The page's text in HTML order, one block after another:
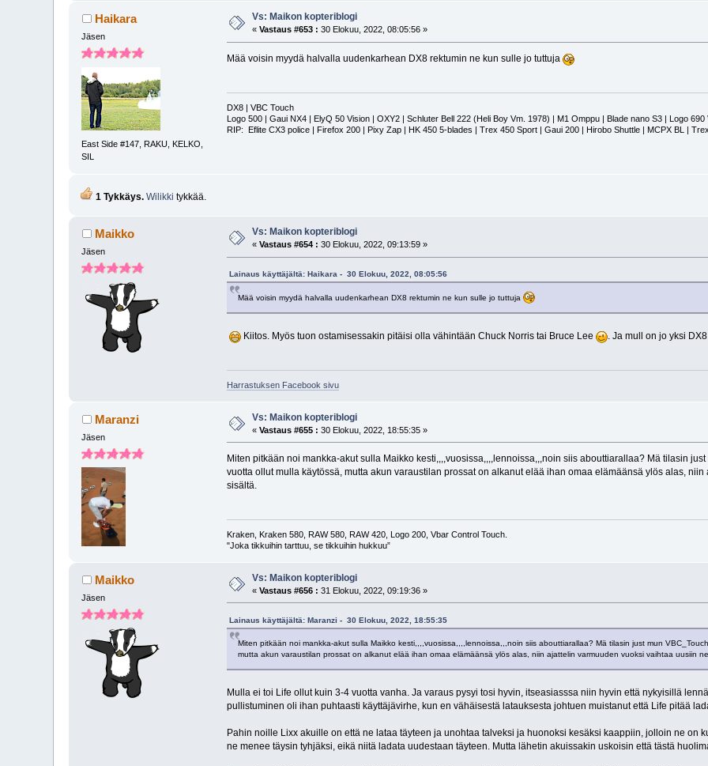
Haikara
Jäsen
East Side #147, RAKU, KELKO,
SIL
Vs: Maikon kopteriblogi
«Vastaus #653 : 30 Elokuu, 2022, 08:05:56 »
Mää voisin myydä halvalla uudenkarhean DX8 rektumin ne kun sulle jo tuttuja
DX8 | VBC Touch
Logo 500 | Gaui NX4 | ElyQ 50 Vision | OXY2 | Schluter Bell 222 (Heli Boy Vm. 1978) | M1 Omppu | Blade nano S3 | Logo 690
RIP: Eflite CX3 police | Firefox 200 | Pixy Zap | HK 450 5-blades | Trex 450 Sport | Gaui 200 | Hirobo Shuttle | MCPX BL |
1 Tykkäys. Wilikki tykkää.
Maikko
Jäsen
Vs: Maikon kopteriblogi
«Vastaus #654 : 30 Elokuu, 2022, 09:13:59 »
Lainaus käyttäjältä: Haikara - 30 Elokuu, 2022, 08:05:56
Mää voisin myydä halvalla uudenkarhean DX8 rektumin ne kun sulle jo tuttuja
Kiitos. Myös tuon ostamisessakin pitäisi olla vähintään Chuck Norris tai Bruce Lee . Ja mull on jo yksi
Harrastuksen Facebook sivu
Maranzi
Jäsen
Vs: Maikon kopteriblogi
«Vastaus #655 : 30 Elokuu, 2022, 18:55:35 »
Miten pitkään noi mankka-akut sulla Maikko kesti,,,,vuosissa,,,,lennoissa,,,noin siis abouttiarallaa? Mä tilasin
vuotta ollut mulla käytössä, mutta akun varaustilan prossat on alkanut elää ihan omaa elämäänsä ylös alas,
sisältä.
Kraken, Kraken 580, RAW 580, RAW 420, Logo 200, Vbar Control Touch.
"Joka tikkuihin tarttuu, se tikkuihin hukkuu”
Maikko
Jäsen
Vs: Maikon kopteriblogi
«Vastaus #656 : 31 Elokuu, 2022, 09:19:36 »
Lainaus käyttäjältä: Maranzi - 30 Elokuu, 2022, 18:55:35
Miten pitkään noi mankka-akut sulla Maikko kesti,,,,vuosissa,,,,lennoissa,,,noin siis abouttiarallaa? Mä tilasin just mun
mutta akun varaustilan prossat on alkanut elää ihan omaa elämäänsä ylös alas, niin ajattelin varmuuden vuoksi vaihtaa uusiin
Mulla ei toi Life ollut kuin 3-4 vuotta vanha. Ja varaus pysyi tosi hyvin, itseasiasssa niin hyvin että nykyisillä
pullistuminen oli ihan puhtaasti käyttäjävirhe, kun en vähäisestä latauksesta johtuen muistanut että Life pitää
Pahin noille Lixx akuille on että ne lataa täyteen ja unohtaa talveksi ja huonoksi kesäksi kaappiin, jolloin ne on
ne menee täysin tyhjäksi, eikä niitä ladata uudestaan täyteen. Mutta lähetin akuissakin uskoisin että tästä